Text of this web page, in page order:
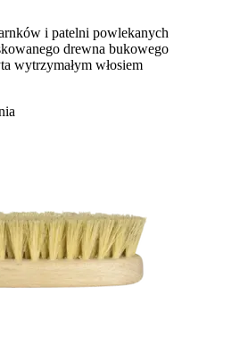
i patelni powlekanych
drewna bukowego
wytrzymałym włosiem